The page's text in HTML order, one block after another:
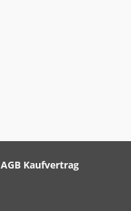
AGB Kaufvertrag